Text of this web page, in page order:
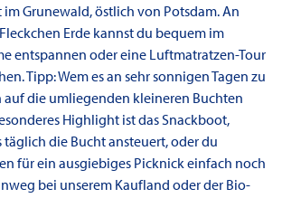
Grunewald, östlich von Potsdam. An
Erde kannst du bequem im
entspannen oder eine Luftmatratzen-Tour
Tipp: Wem es an sehr sonnigen Tagen zu
die umliegenden kleineren Buchten
Highlight ist das Snackboot,
täglich die Bucht ansteuert, oder du
für ein ausgiebiges Picknick einfach noch
bei unserem Kaufland oder der Bio-